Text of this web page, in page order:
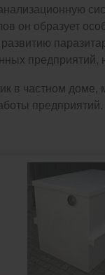
он образует
предприятий,
в частном
предприятий.